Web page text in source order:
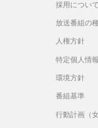
採用について
放送番組の
人権方針
特定個人情
環境方針
番組基準
行動計画（